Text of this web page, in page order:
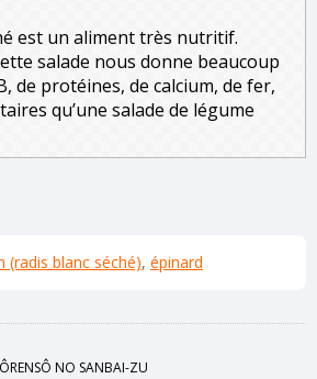
est un aliment très nutritif.
salade nous donne beaucoup
de protéines, de calcium, de fer,
qu’une salade de légume
(radis blanc séché), épinard
NO SANBAI-ZU